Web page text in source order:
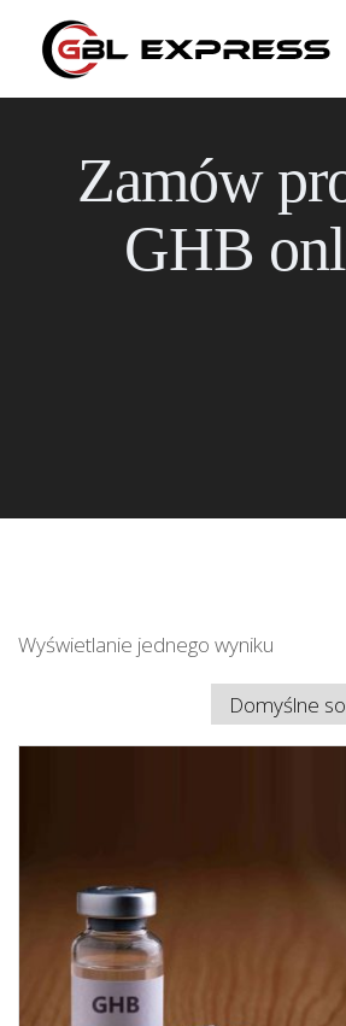
Zamów
GHB
Wyświetlanie jednego wyniku